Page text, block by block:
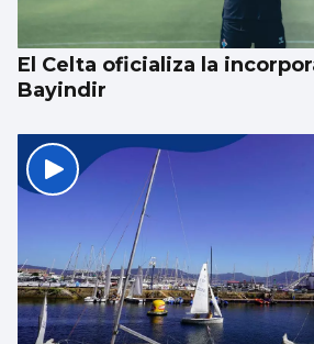
El Celta oficializa la
Bayindir